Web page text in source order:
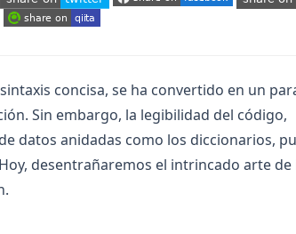
(opens in a new tab)
concisa, se ha convertido en un
Sin embargo, la legibilidad del código,
datos anidadas como los diccionarios,
desentrañaremos el intrincado arte